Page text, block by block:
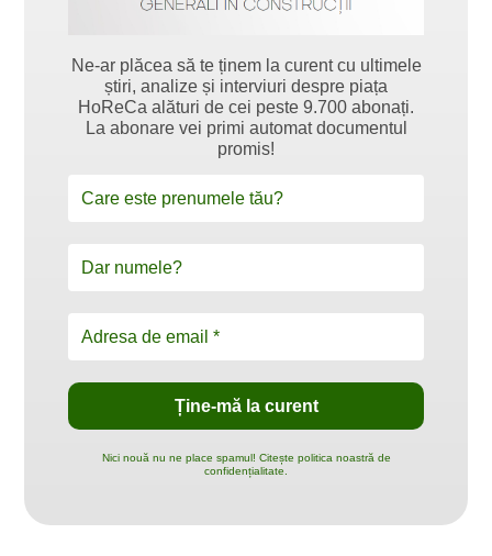
Ne-ar plăcea să te ținem la curent cu ultimele
știri, analize și interviuri despre piața
HoReCa alături de cei peste 9.700 abonați.
La abonare vei primi automat documentul
promis!
Nici nouă nu ne place spamul! Citește politica noastră de
confidențialitate.